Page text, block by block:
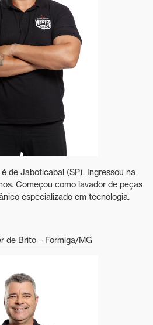
de Jaboticabal (SP). Ingressou na
Começou como lavador de peças
especializado em tecnologia.
de Brito – Formiga/MG